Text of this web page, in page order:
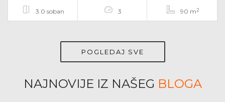
3.0 soban 3 90 m2
POGLEDAJ SVE
NAJNOVIJE IZ NAŠEG BLOGA